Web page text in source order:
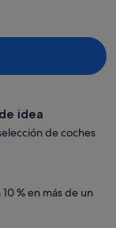
idea
de coches
% en más de un